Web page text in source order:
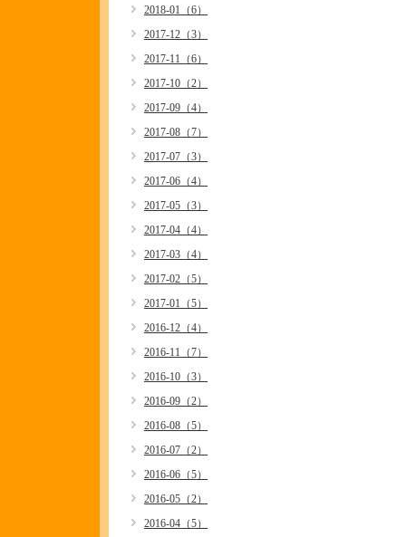
2018-01（6）
2017-12（3）
2017-11（6）
2017-10（2）
2017-09（4）
2017-08（7）
2017-07（3）
2017-06（4）
2017-05（3）
2017-04（4）
2017-03（4）
2017-02（5）
2017-01（5）
2016-12（4）
2016-11（7）
2016-10（3）
2016-09（2）
2016-08（5）
2016-07（2）
2016-06（5）
2016-05（2）
2016-04（5）